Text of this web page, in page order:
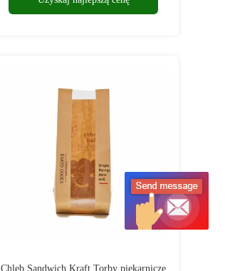
Chleb Sandwich Kraft Torby piekarnicze